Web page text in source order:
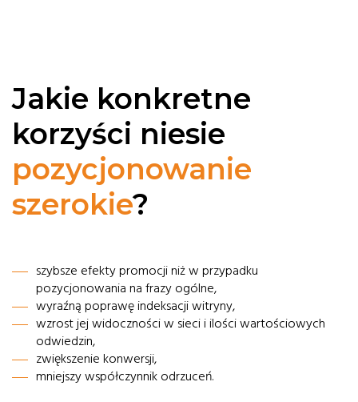
Jakie konkretne
korzyści niesie
pozycjonowanie
szerokie?
szybsze efekty promocji niż w przypadku
pozycjonowania na frazy ogólne,
wyraźną poprawę indeksacji witryny,
wzrost jej widoczności w sieci i ilości wartościowych
odwiedzin,
zwiększenie konwersji,
mniejszy współczynnik odrzuceń.